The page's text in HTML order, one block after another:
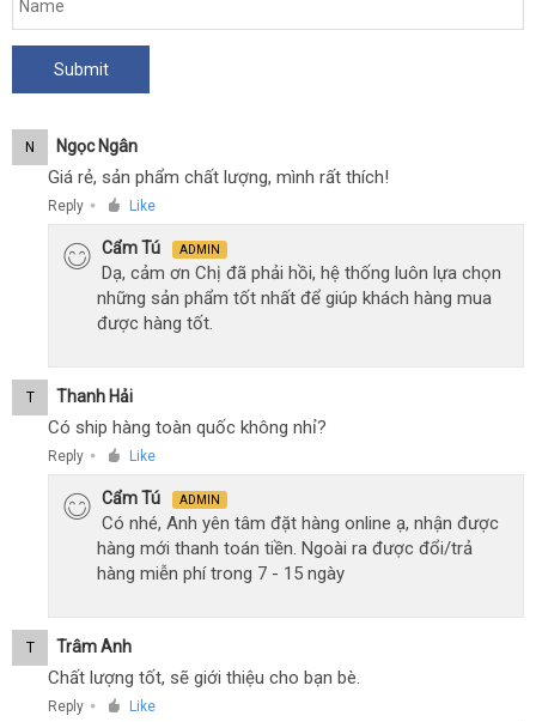
N Ngọc Ngân
Giá rẻ, sản phẩm chất lượng, mình rất thích!
Reply ● Like
Cẩm Tú ADMIN
Dạ, cảm ơn Chị đã phải hồi, hệ thống luôn lựa chọn
những sản phẩm tốt nhất để giúp khách hàng mua
được hàng tốt.
T Thanh Hải
Có ship hàng toàn quốc không nhỉ?
Reply ● Like
Cẩm Tú ADMIN
Có nhé, Anh yên tâm đặt hàng online ạ, nhận được
hàng mới thanh toán tiền. Ngoài ra được đổi/trả
hàng miễn phí trong 7 - 15 ngày
T Trâm Anh
Chất lượng tốt, sẽ giới thiệu cho bạn bè.
Reply ● Like